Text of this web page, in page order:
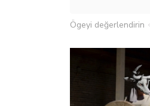
Ögeyi değerlendirin